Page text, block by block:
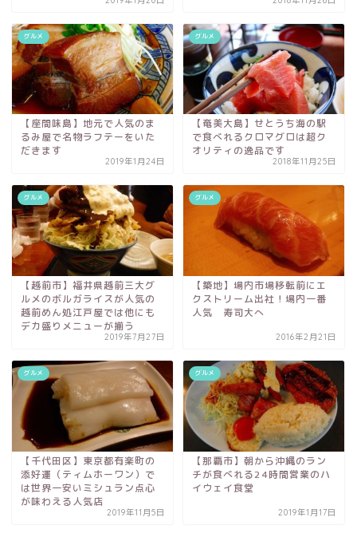
グルメ
【座間味島】地元で人気のま
るみ屋で名物ラフテーをいた
だきます
2019年1月24日
グルメ
【奄美大島】せとうち海の駅
で食べれるクロマグロは超ク
オリティの逸品です
2018年11月25日
グルメ
【越前市】福井県越前三大グ
ルメのボルガライスが人気の
越前めん処江戸屋では他にも
デカ盛りメニューが揃う
2019年7月27日
グルメ
【築地】場内市場移転前にエ
クストリーム出社！場内一番
人気 寿司大へ
2016年2月21日
グルメ
【千代田区】東京都有楽町の
添好運（ティムホーワン）で
は世界一安いミシュラン点心
が味わえる人気店
2019年11月5日
グルメ
【那覇市】朝から沖縄のラン
チが食べれる24時間営業のハ
イウェイ食堂
2019年1月17日